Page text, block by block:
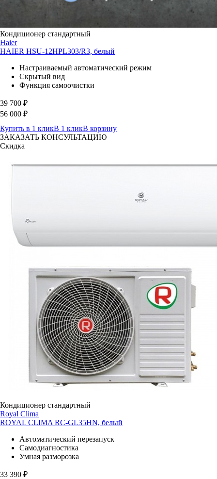
Кондиционер стандартный
Haier
HAIER HSU-12HPL303/R3, белый
Настраиваемый автоматический режим
Скрытый вид
Функция самоочистки
39 700 ₽
56 000 ₽
Купить в 1 кликВ 1 кликВ корзину
ЗАКАЗАТЬ КОНСУЛЬТАЦИЮ
Скидка
Кондиционер стандартный
Royal Clima
ROYAL CLIMA RC-GL35HN, белый
Автоматический перезапуск
Самодиагностика
Умная разморозка
33 390 ₽